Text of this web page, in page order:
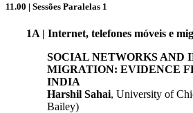
11.00 | Sessões Paralelas 1
1A | Internet, telefones móveis e
SOCIAL NETWORKS AND
MIGRATION: EVIDENCE
INDIA
Harshil Sahai, University of
Bailey)